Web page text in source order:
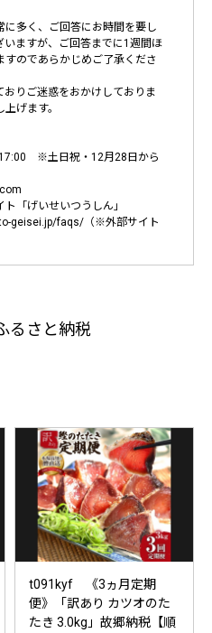
に多く、ご回答にお時間を要し
いますが、ご回答までに1週間ほ
すのであらかじめご了承くださ
おりご迷惑をおかけしておりま
げます。
※土日祝・12月28日から
「げいせいつうしん」
geisei.jp/faqs/（※外部サイト
るさと納税
t091kyf 《3ヵ月定期
便》「訳あり カツオのた
たき 3.0kg」故郷納税【順